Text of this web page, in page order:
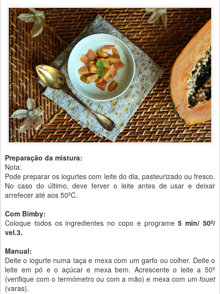
Preparação da mistura:
Nota:
Pode preparar os iogurtes com leite do dia, pasteurizado ou fresco.
No caso do último, deve ferver o leite antes de usar e deixar
arrefecer até aos 50ºC.
Com Bimby:
Coloque todos os ingredientes no copo e programe5 min/ 50º/
vel.3.
Manual:
Deite o iogurte numa taça e mexa com um garfo ou colher. Deite o
leite em pó e o açúcar e mexa bem. Acrescente o leite a 50º
(verifique com o termómetro ou com a mão) e mexa com um fouet
(varas).